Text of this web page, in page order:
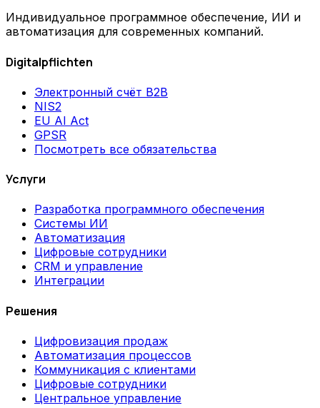
Индивидуальное программное обеспечение, ИИ и
автоматизация для современных компаний.
Digitalpflichten
Электронный счёт B2B
NIS2
EU AI Act
GPSR
Посмотреть все обязательства
Услуги
Разработка программного обеспечения
Системы ИИ
Автоматизация
Цифровые сотрудники
CRM и управление
Интеграции
Решения
Цифровизация продаж
Автоматизация процессов
Коммуникация с клиентами
Цифровые сотрудники
Центральное управление